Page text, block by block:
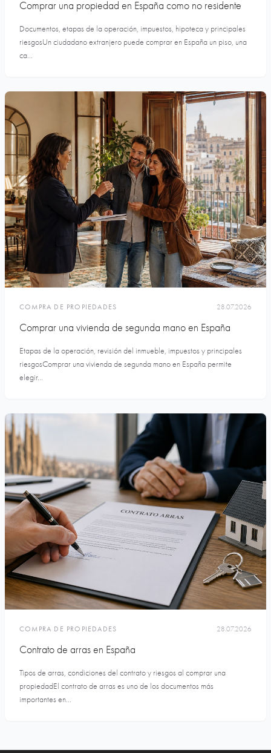
Comprar una propiedad en España como no residente
Documentos, etapas de la operación, impuestos, hipoteca y principales
riesgosUn ciudadano extranjero puede comprar en España un piso, una
ca...
COMPRA DE PROPIEDADES 28.07.2026
Comprar una vivienda de segunda mano en España
Etapas de la operación, revisión del inmueble, impuestos y principales
riesgosComprar una vivienda de segunda mano en España permite
elegir...
COMPRA DE PROPIEDADES 28.07.2026
Contrato de arras en España
Tipos de arras, condiciones del contrato y riesgos al comprar una
propiedadEl contrato de arras es uno de los documentos más
importantes en...